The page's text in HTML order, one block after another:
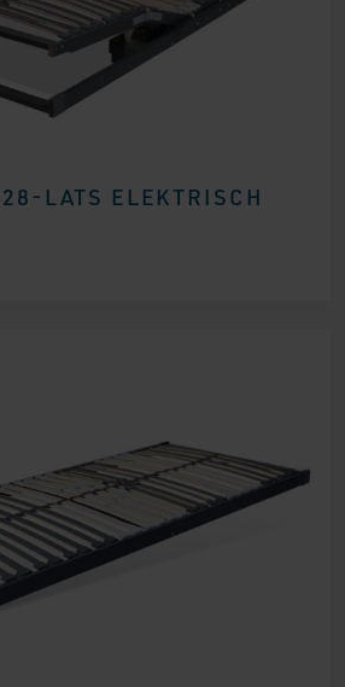
LATS ELEKTRISCH